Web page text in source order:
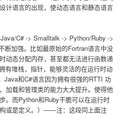
计语言的出现，使动态语言和静态语言
Java/C# -> Smalltalk -> Python/Ruby ->
断加强。比如最原始的Fortran语言中没
动态分配内存，甚至都无法进行函数递
有堆栈，指针，能够灵活的在运行时动
Java和C#语言因为拥有很强的RTTI 功
加载和管理类的能力大大提升。使得他
。而Python和Ruby干脆可以在运行时
或是定义。）――注：这段同上面注